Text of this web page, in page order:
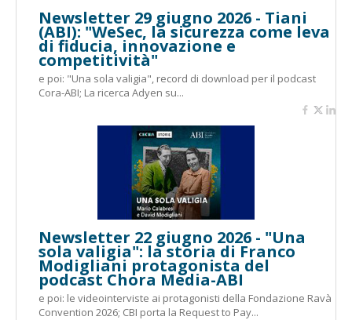
Newsletter 29 giugno 2026 - Tiani
(ABI): "WeSec, la sicurezza come leva
di fiducia, innovazione e
competitività"
e poi: "Una sola valigia", record di download per il podcast
Cora-ABI; La ricerca Adyen su...
Newsletter 22 giugno 2026 - "Una
sola valigia": la storia di Franco
Modigliani protagonista del
podcast Chora Media-ABI
e poi: le videointerviste ai protagonisti della Fondazione Ravà
Convention 2026; CBI porta la Request to Pay...